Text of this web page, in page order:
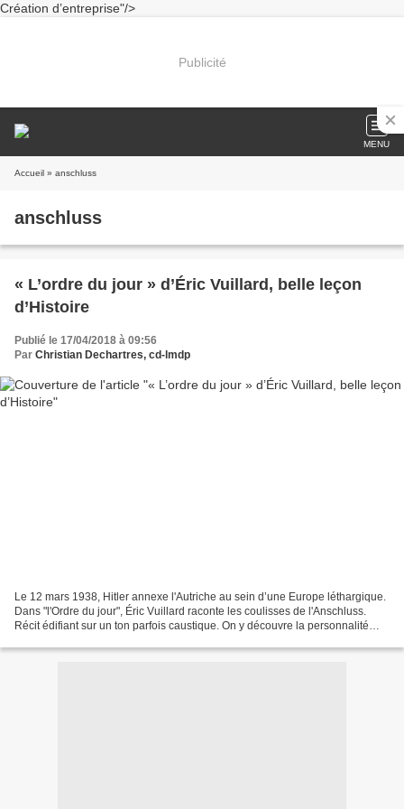
Création d’entreprise"/>
Publicité
MENU
Accueil » anschluss
anschluss
« L’ordre du jour » d’Éric Vuillard, belle leçon
d’Histoire
Publié le 17/04/2018 à 09:56
Par Christian Dechartres, cd-lmdp
Le 12 mars 1938, Hitler annexe l'Autriche au sein d’une Europe léthargique.
Dans "l'Ordre du jour", Éric Vuillard raconte les coulisses de l'Anschluss.
Récit édifiant sur un ton parfois caustique. On y découvre la personnalité